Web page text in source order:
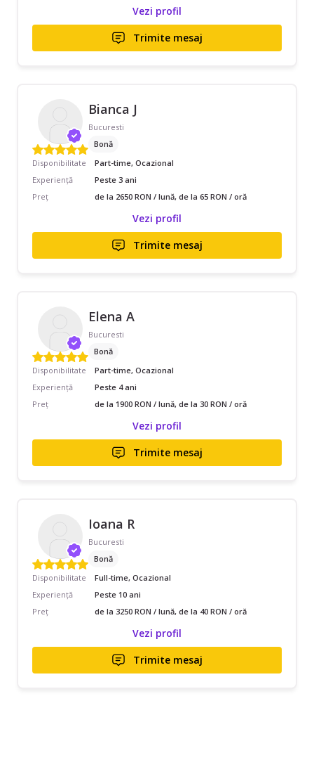
Vezi profil
Trimite mesaj
Bianca J
Bucuresti
Bonă
Disponibilitate
Part-time, Ocazional
Experiență
Peste 3 ani
Preț
de la 2650 RON / lună, de la 65 RON / oră
Vezi profil
Trimite mesaj
Elena A
Bucuresti
Bonă
Disponibilitate
Part-time, Ocazional
Experiență
Peste 4 ani
Preț
de la 1900 RON / lună, de la 30 RON / oră
Vezi profil
Trimite mesaj
Ioana R
Bucuresti
Bonă
Disponibilitate
Full-time, Ocazional
Experiență
Peste 10 ani
Preț
de la 3250 RON / lună, de la 40 RON / oră
Vezi profil
Trimite mesaj